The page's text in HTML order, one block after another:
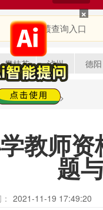
成绩查询入口
攀枝花 泸州 德阳
题>综合素质 >
教师
题
2021-11-19 17:49:20